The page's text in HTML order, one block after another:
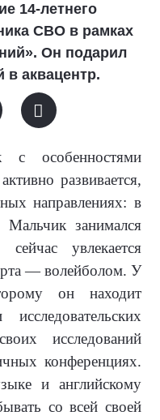
14-летнего
СВО в рамках
Он подарил
в аквацентр.
особенностями
развивается,
направлениях: в
Мальчик занимался
увлекается
— волейболом. У
он находит
исследований
конференциях.
и английскому
со всей своей